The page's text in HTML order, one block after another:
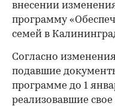
внесении
программу
семей в
Согласно
подавшие
программе до 1
реализовавшие